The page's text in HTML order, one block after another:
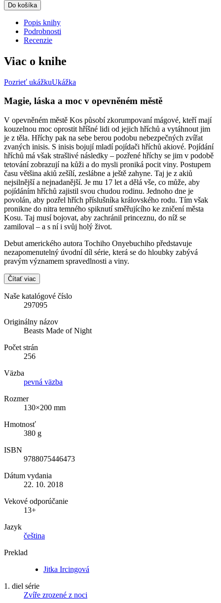
Do košíka
Popis knihy
Podrobnosti
Recenzie
Viac o knihe
Pozrieť ukážkuUkážka
Magie, láska a moc v opevněném městě
V opevněném městě Kos působí zkorumpovaní mágové, kteří mají
kouzelnou moc oprostit hříšné lidi od jejich hříchů a vytáhnout jim
je z těla. Hříchy pak na sebe berou podobu nebezpečných zvířat
zvaných inisis. S inisis bojují mladí pojídači hříchů akiové. Pojídání
hříchů má však strašlivé následky – pozřené hříchy se jim v podobě
tetování zobrazují na kůži a do mysli proniká pocit viny. Postupem
času většina akiů zešílí, zeslábne a ještě zahyne. Taj je z akiů
nejsilnější a nejnadanější. Je mu 17 let a dělá vše, co může, aby
pojídáním hříchů zajistil svou chudou rodinu. Jednoho dne je
povolán, aby pozřel hřích příslušníka královského rodu. Tím však
pronikne do nitra temného spiknutí směřujícího ke zničení města
Kosu. Taj musí bojovat, aby zachránil princeznu, do níž se
zamiloval – a s ní i svůj holý život.
Debut amerického autora Tochiho Onyebuchiho představuje
nezapomenutelný úvodní díl série, která se do hloubky zabývá
pravým významem spravedlnosti a viny.
Čítať viac
Naše katalógové číslo
297095
Originálny názov
Beasts Made of Night
Počet strán
256
Väzba
pevná väzba
Rozmer
130×200 mm
Hmotnosť
380 g
ISBN
9788075446473
Dátum vydania
22. 10. 2018
Vekové odporúčanie
13+
Jazyk
čeština
Preklad
Jitka Ircingová
1. diel série
Zvíře zrozené z noci